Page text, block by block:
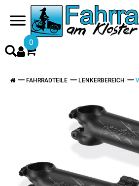
0
FAHRRADTEILE LENKERBEREICH